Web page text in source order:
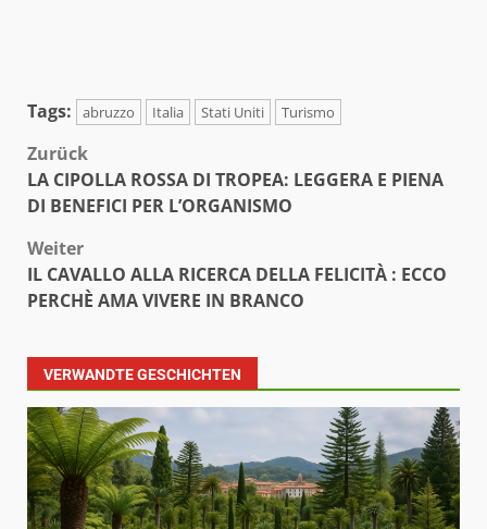
Tags: abruzzo Italia Stati Uniti Turismo
Beitragsnavigation
Zurück
LA CIPOLLA ROSSA DI TROPEA: LEGGERA E PIENA
DI BENEFICI PER L’ORGANISMO
Weiter
IL CAVALLO ALLA RICERCA DELLA FELICITÀ : ECCO
PERCHÈ AMA VIVERE IN BRANCO
VERWANDTE GESCHICHTEN